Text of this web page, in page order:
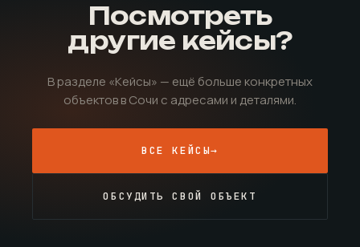
Посмотреть
другие кейсы?
В разделе «Кейсы» — ещё больше конкретных
объектов в Сочи с адресами и деталями.
ВСЕ КЕЙСЫ→
ОБСУДИТЬ СВОЙ ОБЪЕКТ